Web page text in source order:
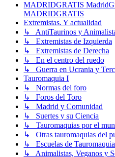
MADRIDGRATIS
MADRIDGRATIS
Extremistas. Y actualidad
↳ AntiTaurinos y
↳ Extremistas de Izquierda
↳ Extremistas de Derecha
↳ En el centro del ruedo
↳ Guerra en Ucrania y
Tauromaquia I
↳ Normas del foro
↳ Foros del Toro
↳ Madrid y Comunidad
↳ Suertes y su Ciencia
↳ Tauromaquias por el
↳ Otras tauromaquias del
↳ Escuelas de
↳ Animalistas, Veganos y